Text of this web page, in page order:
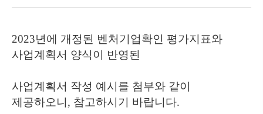
2023년에 개정된 벤처기업확인 평가지표와
사업계획서 양식이 반영된
사업계획서 작성 예시를 첨부와 같이
제공하오니, 참고하시기 바랍니다.